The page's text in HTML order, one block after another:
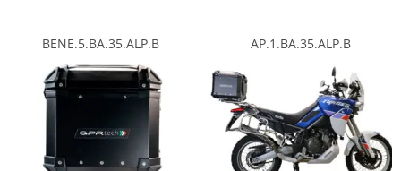
BENE.5.BA.35.ALP.B AP.1.BA.35.ALP.B